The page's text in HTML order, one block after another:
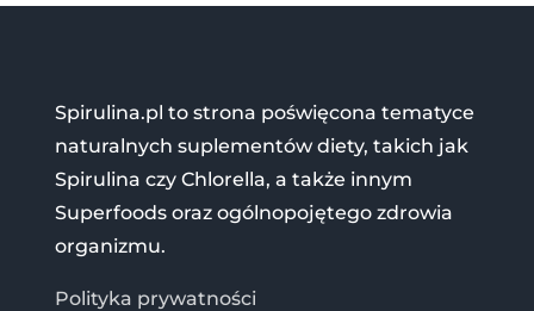
Spirulina.pl to strona poświęcona tematyce
naturalnych suplementów diety, takich jak
Spirulina czy Chlorella, a także innym
Superfoods oraz ogólnopojętego zdrowia
organizmu.
Polityka prywatności